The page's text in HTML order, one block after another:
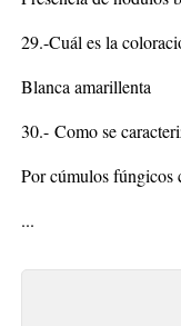
29.-Cuál es la
Blanca amarillenta
30.- Como se
Por cúmulos fúngicos
...